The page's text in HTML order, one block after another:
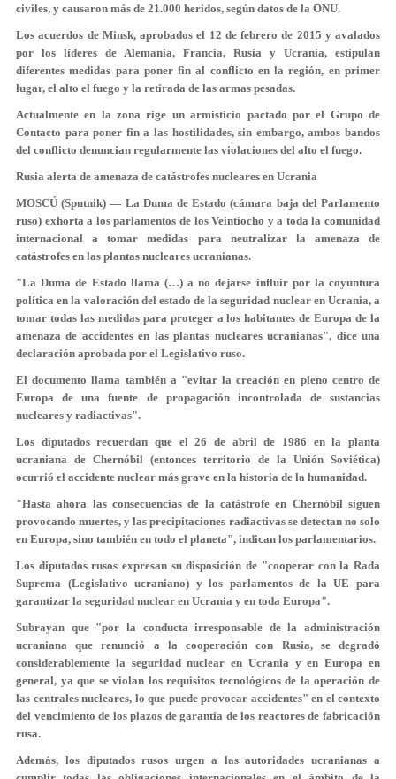
civiles, y causaron más de 21.000 heridos, según datos de la ONU.
Los acuerdos de Minsk, aprobados el 12 de febrero de 2015 y avalados
por los líderes de Alemania, Francia, Rusia y Ucrania, estipulan
diferentes medidas para poner fin al conflicto en la región, en primer
lugar, el alto el fuego y la retirada de las armas pesadas.
Actualmente en la zona rige un armisticio pactado por el Grupo de
Contacto para poner fin a las hostilidades, sin embargo, ambos bandos
del conflicto denuncian regularmente las violaciones del alto el fuego.
Rusia alerta de amenaza de catástrofes nucleares en Ucrania
MOSCÚ (Sputnik) — La Duma de Estado (cámara baja del Parlamento
ruso) exhorta a los parlamentos de los Veintiocho y a toda la comunidad
internacional a tomar medidas para neutralizar la amenaza de
catástrofes en las plantas nucleares ucranianas.
"La Duma de Estado llama (…) a no dejarse influir por la coyuntura
política en la valoración del estado de la seguridad nuclear en Ucrania, a
tomar todas las medidas para proteger a los habitantes de Europa de la
amenaza de accidentes en las plantas nucleares ucranianas", dice una
declaración aprobada por el Legislativo ruso.
El documento llama también a "evitar la creación en pleno centro de
Europa de una fuente de propagación incontrolada de sustancias
nucleares y radiactivas".
Los diputados recuerdan que el 26 de abril de 1986 en la planta
ucraniana de Chernóbil (entonces territorio de la Unión Soviética)
ocurrió el accidente nuclear más grave en la historia de la humanidad.
"Hasta ahora las consecuencias de la catástrofe en Chernóbil siguen
provocando muertes, y las precipitaciones radiactivas se detectan no solo
en Europa, sino también en todo el planeta", indican los parlamentarios.
Los diputados rusos expresan su disposición de "cooperar con la Rada
Suprema (Legislativo ucraniano) y los parlamentos de la UE para
garantizar la seguridad nuclear en Ucrania y en toda Europa".
Subrayan que "por la conducta irresponsable de la administración
ucraniana que renunció a la cooperación con Rusia, se degradó
considerablemente la seguridad nuclear en Ucrania y en Europa en
general, ya que se violan los requisitos tecnológicos de la operación de
las centrales nucleares, lo que puede provocar accidentes" en el contexto
del vencimiento de los plazos de garantía de los reactores de fabricación
rusa.
Además, los diputados rusos urgen a las autoridades ucranianas a